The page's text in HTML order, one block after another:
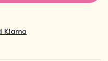
Klarna